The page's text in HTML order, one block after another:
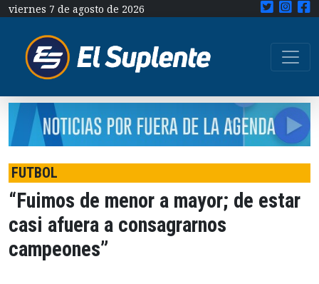
viernes 7 de agosto de 2026
FUTBOL
“Fuimos de menor a mayor; de estar
casi afuera a consagrarnos
campeones”